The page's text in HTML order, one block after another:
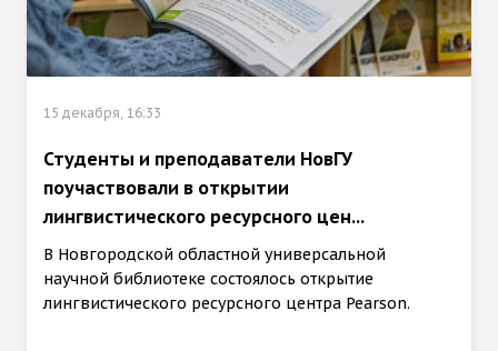
15 декабря, 16:33
Студенты и преподаватели НовГУ
поучаствовали в открытии
лингвистического ресурсного цен...
В Новгородской областной универсальной
научной библиотеке состоялось открытие
лингвистического ресурсного центра Pearson.